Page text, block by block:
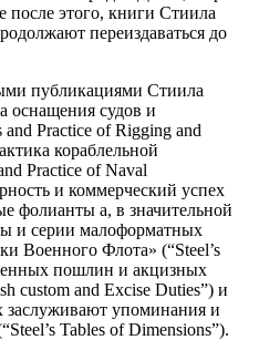
этого, книги Стиила
переиздаваться до
публикациями Стиила
оснащения судов и
and Practice of Rigging and
кораблельной
Practice of Naval
и коммерческий успех
фолианты а, в значительной
и серии малоформатных
Военного Флота» (“Steel’s
пошлин и акцизных
custom and Excise Duties”) и
заслуживают упоминания и
Tables of Dimensions”).